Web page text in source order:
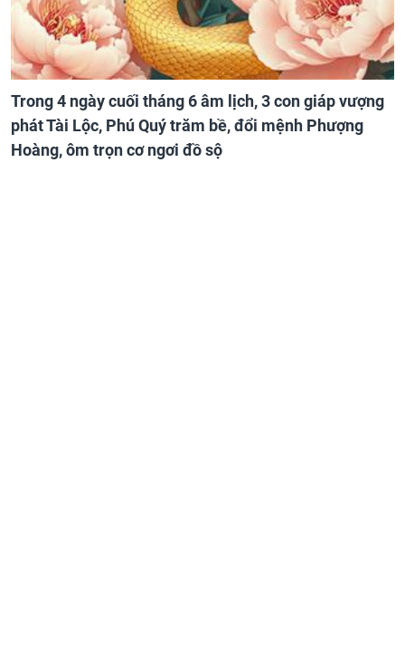
Trong 4 ngày cuối tháng 6 âm lịch, 3 con giáp vượng
phát Tài Lộc, Phú Quý trăm bề, đổi mệnh Phượng
Hoàng, ôm trọn cơ ngơi đồ sộ